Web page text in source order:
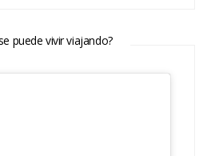
puede vivir viajando?